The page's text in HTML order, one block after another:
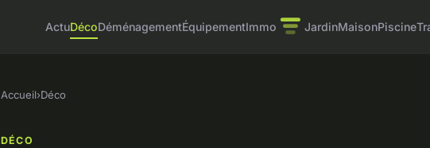
ActuDécoDéménagementÉquipementImmo JardinMaisonPiscine
Accueil›Déco
DÉCO